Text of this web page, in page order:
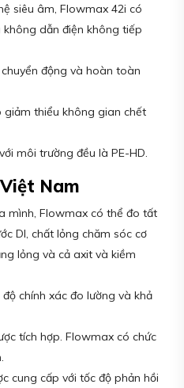
siêu âm, Flowmax 42i có
dẫn điện không tiếp
động và hoàn toàn
thiểu không gian chết
môi trường đều là PE-HD.
Nam
mình, Flowmax có thể đo tất
DI, chất lỏng chăm sóc cơ
lỏng và cả axit và kiềm
chính xác đo lường và khả
tích hợp. Flowmax có chức
cung cấp với tốc độ phản hồi